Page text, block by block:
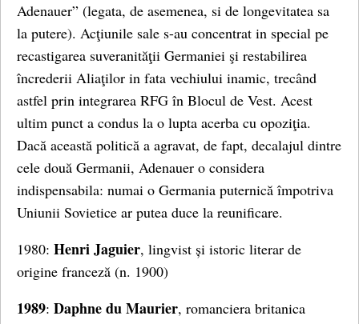
Adenauer” (legata, de asemenea, si de longevitatea sa
la putere). Acţiunile sale s-au concentrat in special pe
recastigarea suveranităţii Germaniei şi restabilirea
încrederii Aliaţilor in fata vechiului inamic, trecând
astfel prin integrarea RFG în Blocul de Vest. Acest
ultim punct a condus la o lupta acerba cu opoziţia.
Dacă această politică a agravat, de fapt, decalajul dintre
cele două Germanii, Adenauer o considera
indispensabila: numai o Germania puternică împotriva
Uniunii Sovietice ar putea duce la reunificare.
1980: Henri Jaguier, lingvist și istoric literar de
origine franceză (n. 1900)
1989: Daphne du Maurier, romanciera britanica